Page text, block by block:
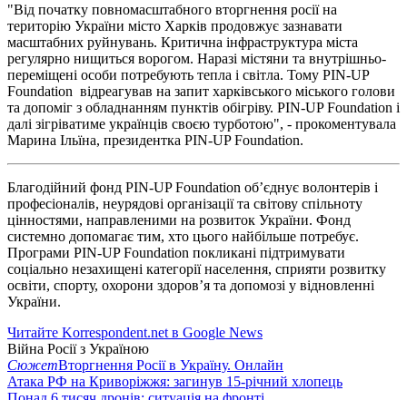
"Від початку повномасштабного вторгнення росії на
територію України місто Харків продовжує зазнавати
масштабних руйнувань. Критична інфраструктура міста
регулярно нищиться ворогом. Наразі містяни та внутрішньо-
переміщені особи потребують тепла і світла. Тому PIN-UP
Foundation відреагував на запит харківського міського голови
та допоміг з обладнанням пунктів обігріву. PIN-UP Foundation і
далі зігріватиме українців своєю турботою", - прокоментувала
Марина Ільїна, президентка PIN-UP Foundation.
Благодійний фонд PIN-UP Foundation об’єднує волонтерів і
професіоналів, неурядові організації та світову спільноту
цінностями, направленими на розвиток України. Фонд
системно допомагає тим, хто цього найбільше потребує.
Програми PIN-UP Foundation покликані підтримувати
соціально незахищені категорії населення, сприяти розвитку
освіти, спорту, охорони здоров’я та допомозі у відновленні
України.
Читайте Korrespondent.net в Google News
Війна Росії з Україною
СюжетВторгнення Росії в Україну. Онлайн
Атака РФ на Криворіжжя: загинув 15-річний хлопець